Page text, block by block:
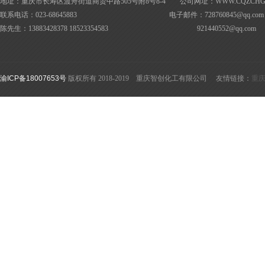
联系电话：023-68645883 电子邮件：728760845@qq.com
陈先生：13883428378 18523354583 921440552@qq.com
渝ICP备18007653号 版权所有 2018-2019 重庆智创化工有限公司 友情链接： 重